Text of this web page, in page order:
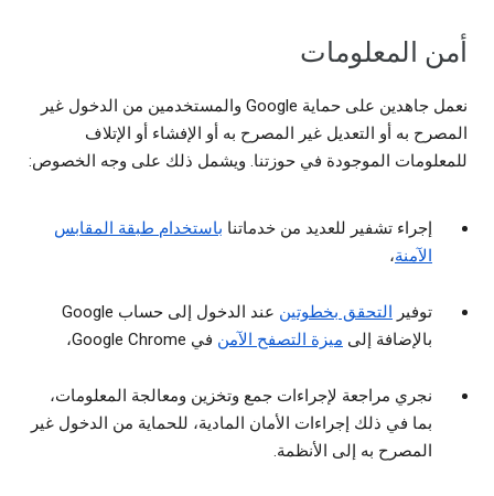
أمن المعلومات
نعمل جاهدين على حماية Google والمستخدمين من الدخول غير
المصرح به أو التعديل غير المصرح به أو الإفشاء أو الإتلاف
للمعلومات الموجودة في حوزتنا. ويشمل ذلك على وجه الخصوص:
إجراء تشفير للعديد من خدماتنا باستخدام طبقة المقابس
الآمنة،
توفير التحقق بخطوتين
عند الدخول إلى حساب Google
بالإضافة إلى ميزة التصفح الآمن في Google Chrome،
نجري مراجعة لإجراءات جمع وتخزين ومعالجة المعلومات،
بما في ذلك إجراءات الأمان المادية، للحماية من الدخول غير
المصرح به إلى الأنظمة.